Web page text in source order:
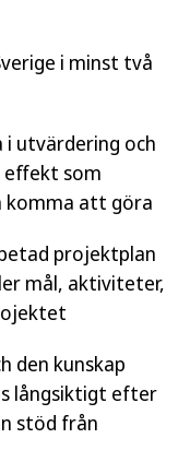
i minst två
utvärdering och
som
komma att göra
projektplan
mål, aktiviteter,
den kunskap
långsiktigt efter
stöd från